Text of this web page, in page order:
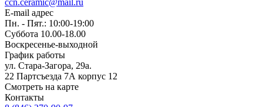
ccn.ceramic@mail.ru
E-mail адрес
Пн. - Пят.: 10:00-19:00
Суббота 10.00-18.00
Воскресенье-выходной
График работы
ул. Стара-Загора, 29а.
22 Партсъезда 7А корпус 12
Смотреть на карте
Контакты